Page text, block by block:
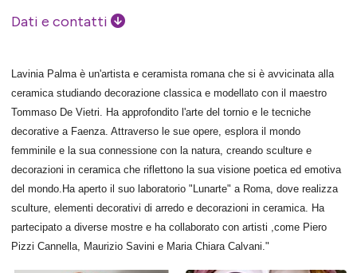
Dati e contatti
Lavinia Palma è un'artista e ceramista romana che si è avvicinata alla
ceramica studiando decorazione classica e modellato con il maestro
Tommaso De Vietri. Ha approfondito l'arte del tornio e le tecniche
decorative a Faenza. Attraverso le sue opere, esplora il mondo
femminile e la sua connessione con la natura, creando sculture e
decorazioni in ceramica che riflettono la sua visione poetica ed emotiva
del mondo.Ha aperto il suo laboratorio "Lunarte" a Roma, dove realizza
sculture, elementi decorativi di arredo e decorazioni in ceramica. Ha
partecipato a diverse mostre e ha collaborato con artisti ,come Piero
Pizzi Cannella, Maurizio Savini e Maria Chiara Calvani."